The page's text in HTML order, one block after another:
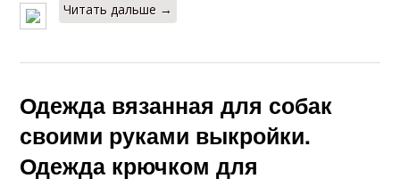
Читать дальше →
Одежда вязанная для собак
своими руками выкройки.
Одежда крючком для